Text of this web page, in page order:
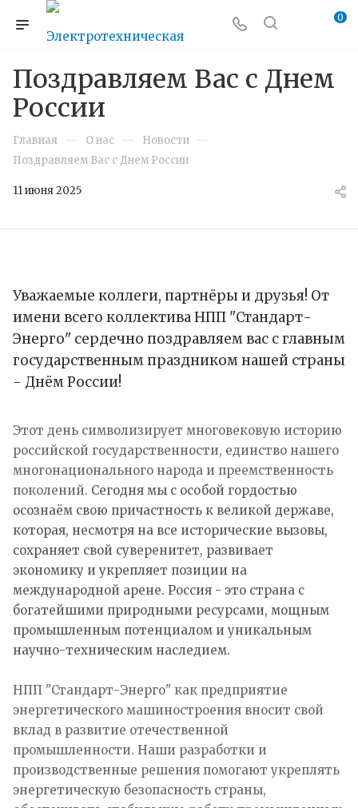
0
Поздравляем Вас с Днем
России
Главная — О нас — Новости —
Поздравляем Вас с Днем России
11 июня 2025
Уважаемые коллеги, партнёры и друзья! От
имени всего коллектива НПП "Стандарт-
Энерго" сердечно поздравляем вас с главным
государственным праздником нашей страны
- Днём России!
Этот день символизирует многовековую историю
российской государственности, единство нашего
многонационального народа и преемственность
поколений. Сегодня мы с особой гордостью
осознаём свою причастность к великой державе,
которая, несмотря на все исторические вызовы,
сохраняет свой суверенитет, развивает
экономику и укрепляет позиции на
международной арене. Россия - это страна с
богатейшими природными ресурсами, мощным
промышленным потенциалом и уникальным
научно-техническим наследием.
НПП "Стандарт-Энерго" как предприятие
энергетического машиностроения вносит свой
вклад в развитие отечественной
промышленности. Наши разработки и
производственные решения помогают укреплять
энергетическую безопасность страны,